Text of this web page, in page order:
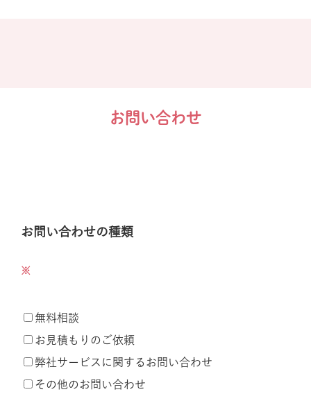
お問い合わせ
お問い合わせの種類
無料相談
お見積もりのご依頼
弊社サービスに関するお問い合わせ
その他のお問い合わせ